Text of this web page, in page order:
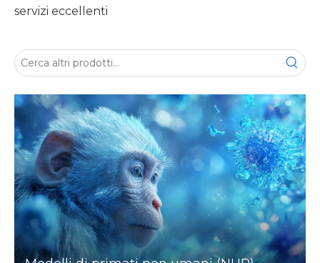
servizi eccellenti